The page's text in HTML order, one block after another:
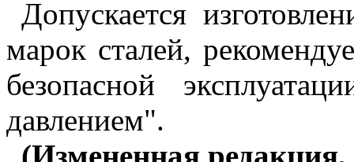
Допускается
марок сталей,
безопасной
давлением".
(Измененная